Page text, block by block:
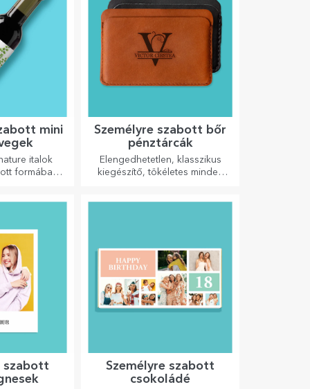
mini
italok
formában
Személyre szabott bőr
pénztárcák
Elengedhetetlen, klasszikus
kiegészítő, tökéletes minden
szabott
Személyre szabott
csokoládé